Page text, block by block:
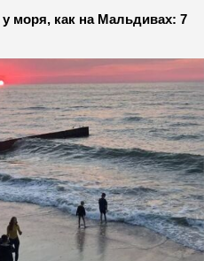
моря, как на Мальдивах: 7